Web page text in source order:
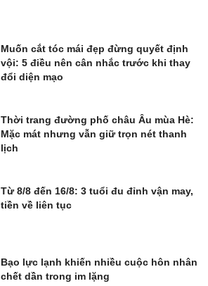
Muốn cắt tóc mái đẹp đừng quyết định
vội: 5 điều nên cân nhắc trước khi thay
đổi diện mạo
Thời trang đường phố châu Âu mùa Hè:
Mặc mát nhưng vẫn giữ trọn nét thanh
lịch
Từ 8/8 đến 16/8: 3 tuổi đu đỉnh vận may,
tiền về liên tục
Bạo lực lạnh khiến nhiều cuộc hôn nhân
chết dần trong im lặng